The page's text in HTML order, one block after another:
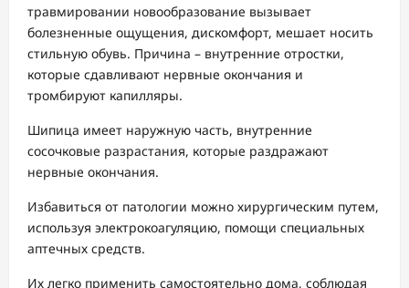
травмировании новообразование вызывает
болезненные ощущения, дискомфорт, мешает носить
стильную обувь. Причина – внутренние отростки,
которые сдавливают нервные окончания и
тромбируют капилляры.
Шипица имеет наружную часть, внутренние
сосочковые разрастания, которые раздражают
нервные окончания.
Избавиться от патологии можно хирургическим путем,
используя электрокоагуляцию, помощи специальных
аптечных средств.
Их легко применить самостоятельно дома, соблюдая